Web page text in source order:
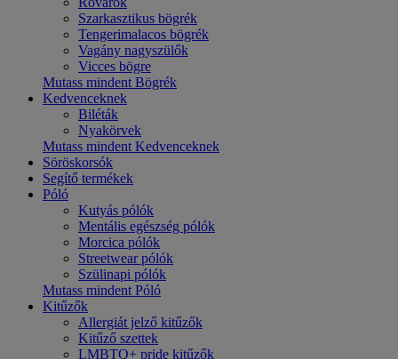
Szarkasztikus bögrék
Tengerimalacos bögrék
Vagány nagyszülők
Vicces bögre
Mutass mindent Bögrék
Kedvenceknek
Biléták
Nyakörvek
Mutass mindent Kedvenceknek
Söröskorsók
Segítő termékek
Póló
Kutyás pólók
Mentális egészség pólók
Morcica pólók
Streetwear pólók
Szülinapi pólók
Mutass mindent Póló
Kitűzők
Allergiát jelző kitűzők
Kitűző szettek
LMBTQ+ pride kitűzők